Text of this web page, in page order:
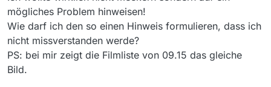
mögliches Problem hinweisen!
Wie darf ich den so einen Hinweis formulieren, dass ich
nicht missverstanden werde?
PS: bei mir zeigt die Filmliste von 09.15 das gleiche
Bild.